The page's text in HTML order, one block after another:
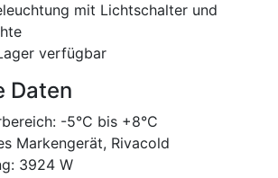
mit Lichtschalter und
verfügbar
Daten
-5°C bis +8°C
Markengerät, Rivacold
3924 W